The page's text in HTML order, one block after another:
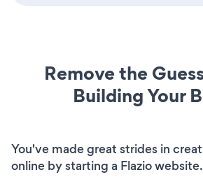
Remove the
Building Your
You've made great strides in
online by starting a Flazio